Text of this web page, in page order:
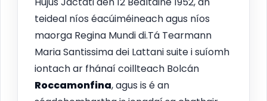
teideal níos éacúiméineach agus níos
maorga Regina Mundi di.Tá Tearmann
Maria Santissima dei Lattani suite i suíomh
iontach ar fhánaí coillteach Bolcán
Roccamonfina, agus is é an